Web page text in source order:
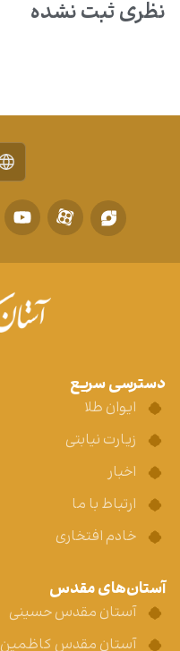
نظری ثبت نشده
دسترسی سریع
ایوان طلا
زیارت نیابتی
اخبار
ارتباط با ما
خادم افتخاری
آستان‌های مقدس
آستان مقدس حسینی
آستان مقدس کاظمین